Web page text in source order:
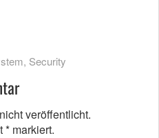
, Security
veröffentlicht.
* markiert.